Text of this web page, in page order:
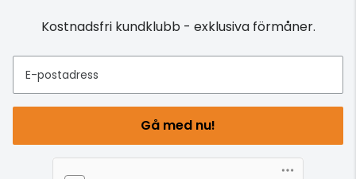
Kostnadsfri kundklubb - exklusiva förmåner.
E-postadress
Gå med nu!